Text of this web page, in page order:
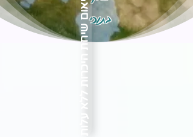
בתוכילתיאום שיחת היכרות ללא עלות